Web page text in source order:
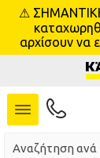
menu
⚠
αρχίσουν να